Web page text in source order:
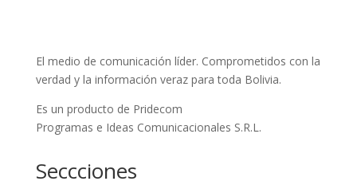
El medio de comunicación líder. Comprometidos con la
verdad y la información veraz para toda Bolivia.
Es un producto de Pridecom
Programas e Ideas Comunicacionales S.R.L.
Seccciones